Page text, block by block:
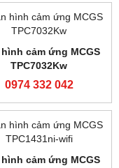
40MR-ES
0974 332 042
trình FATEK FBS-
60MAT2-AC
0974 332 042